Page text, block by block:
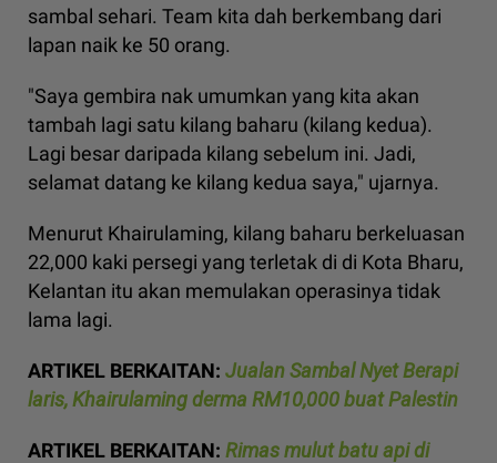
sambal sehari. Team kita dah berkembang dari
lapan naik ke 50 orang.
"Saya gembira nak umumkan yang kita akan
tambah lagi satu kilang baharu (kilang kedua).
Lagi besar daripada kilang sebelum ini. Jadi,
selamat datang ke kilang kedua saya," ujarnya.
Menurut Khairulaming, kilang baharu berkeluasan
22,000 kaki persegi yang terletak di di Kota Bharu,
Kelantan itu akan memulakan operasinya tidak
lama lagi.
ARTIKEL BERKAITAN: Jualan Sambal Nyet Berapi
laris, Khairulaming derma RM10,000 buat Palestin
ARTIKEL BERKAITAN: Rimas mulut batu api di